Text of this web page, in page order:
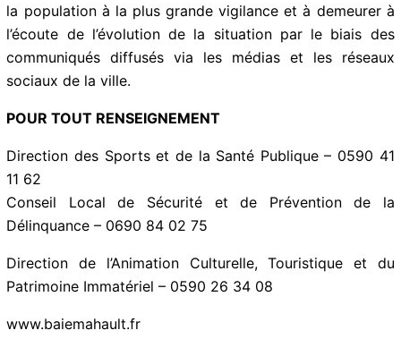
la population à la plus grande vigilance et à demeurer à
l’écoute de l’évolution de la situation par le biais des
communiqués diffusés via les médias et les réseaux
sociaux de la ville.
POUR TOUT RENSEIGNEMENT
Direction des Sports et de la Santé Publique – 0590 41
11 62
Conseil Local de Sécurité et de Prévention de la
Délinquance – 0690 84 02 75
Direction de l’Animation Culturelle, Touristique et du
Patrimoine Immatériel – 0590 26 34 08
www.baiemahault.fr